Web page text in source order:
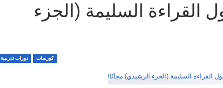
القراءة السليمة (الجزء
كورسات دورات تدريبية